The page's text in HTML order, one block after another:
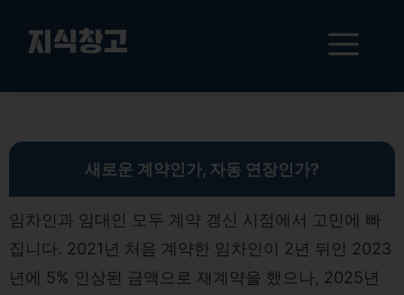
뛰
지식창고
메
뉴
새로운 계약인가, 자동 연장인가?
임차인과 임대인 모두 계약 갱신 시점에서 고민에 빠
집니다. 2021년 처음 계약한 임차인이 2년 뒤인 2023
년에 5% 인상된 금액으로 재계약을 했으나, 2025년